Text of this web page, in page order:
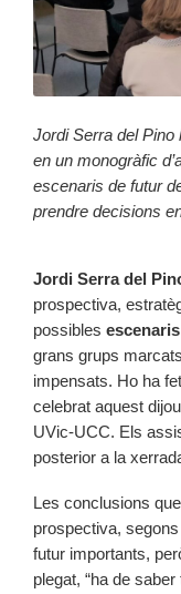
Jordi Serra del Pino
en un monogràfic
escenaris de futur
prendre decisions
Jordi Serra del
prospectiva,
possibles
grans grups
impensats. Ho ha
celebrat aquest
UVic-UCC. Els
posterior a la
Les conclusions
prospectiva,
futur importants,
plegat, “ha de